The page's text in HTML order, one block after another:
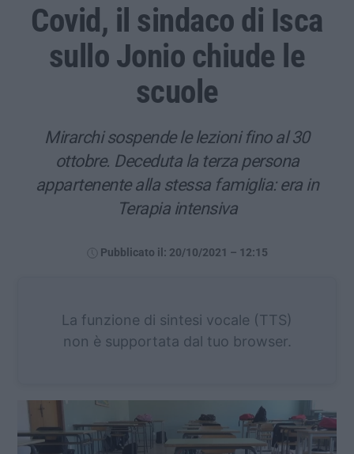
Covid, il sindaco di Isca
sullo Jonio chiude le
scuole
Mirarchi sospende le lezioni fino al 30
ottobre. Deceduta la terza persona
appartenente alla stessa famiglia: era in
Terapia intensiva
Pubblicato il: 20/10/2021 – 12:15
La funzione di sintesi vocale (TTS)
non è supportata dal tuo browser.